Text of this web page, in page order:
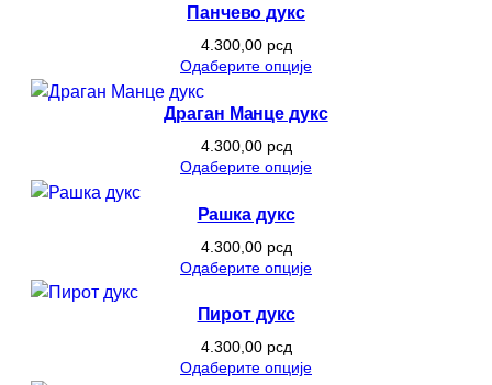
Панчево дукс
4.300,00 рсд
Одаберите опције
Драган Манце дукс
4.300,00 рсд
Одаберите опције
Рашка дукс
4.300,00 рсд
Одаберите опције
Пирот дукс
4.300,00 рсд
Одаберите опције